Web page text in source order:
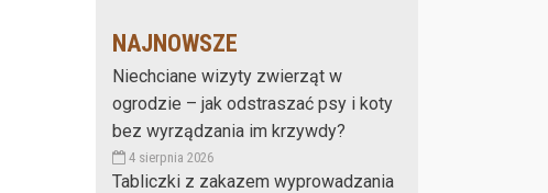
NAJNOWSZE
Niechciane wizyty zwierząt w
ogrodzie – jak odstraszać psy i koty
bez wyrządzania im krzywdy?
4 sierpnia 2026
Tabliczki z zakazem wyprowadzania